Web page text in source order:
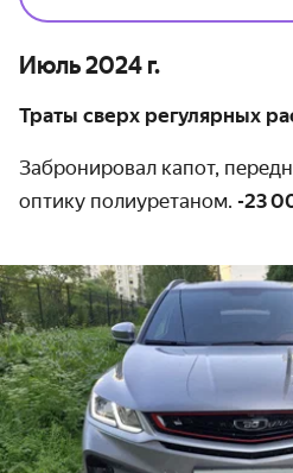
Июль 2024 г.
Траты сверх регулярных
Забронировал капот,
оптику полиуретаном. -23